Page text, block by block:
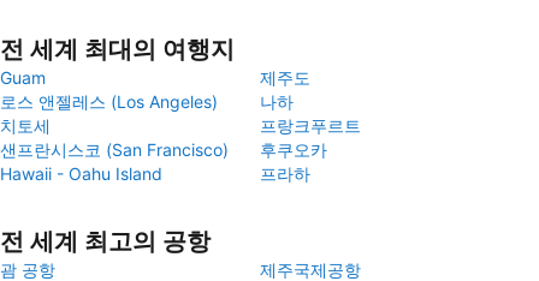
전 세계 최대의 여행지
Guam
제주도
로스 앤젤레스 (Los Angeles)
나하
치토세
프랑크푸르트
샌프란시스코 (San Francisco)
후쿠오카
Hawaii - Oahu Island
프라하
전 세계 최고의 공항
괌 공항
제주국제공항